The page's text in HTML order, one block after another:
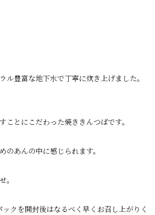
ル豊富な地下水で丁寧に炊き上げました。
とにこだわった焼ききんつばです。
のあんの中に感じられます。
。
クを開封後はなるべく早くお召し上がりく